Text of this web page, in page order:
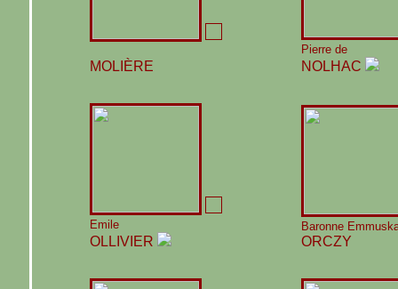
MOLIÈRE
Pierre de
NOLHAC
Emile
OLLIVIER
Baronne
ORCZY